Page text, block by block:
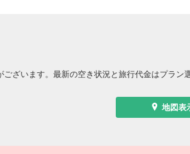
ざいます。最新の空き状況と旅行代金はプラン
地図表